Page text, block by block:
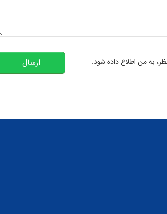
به من اطلاع داده شود. ارسال